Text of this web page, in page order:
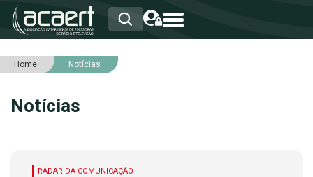
HOME
ASSOCIADOS
SERVIÇOS
Home Notícias
Notícias
RADAR DA COMUNICAÇÃO